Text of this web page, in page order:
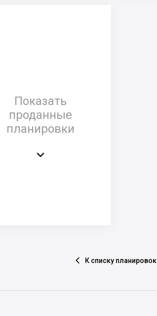
Показать
проданные
планировки

 К списку планировок